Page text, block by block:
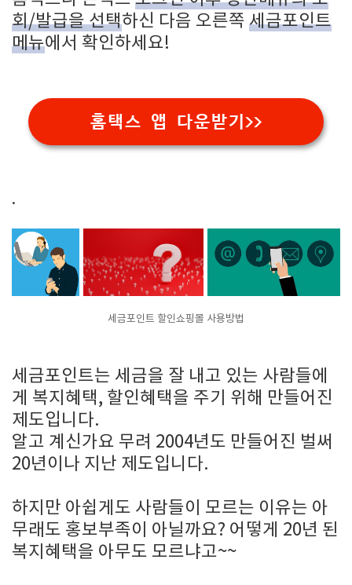
회/발급을 선택하신 다음 오른쪽 세금포인트
메뉴에서 확인하세요!
홈택스 앱 다운받기>>
.
세금포인트 할인쇼핑몰 사용방법
세금포인트는 세금을 잘 내고 있는 사람들에
게 복지혜택, 할인혜택을 주기 위해 만들어진
제도입니다.
알고 계신가요 무려 2004년도 만들어진 벌써
20년이나 지난 제도입니다.
하지만 아쉽게도 사람들이 모르는 이유는 아
무래도 홍보부족이 아닐까요? 어떻게 20년 된
복지혜택을 아무도 모르냐고~~